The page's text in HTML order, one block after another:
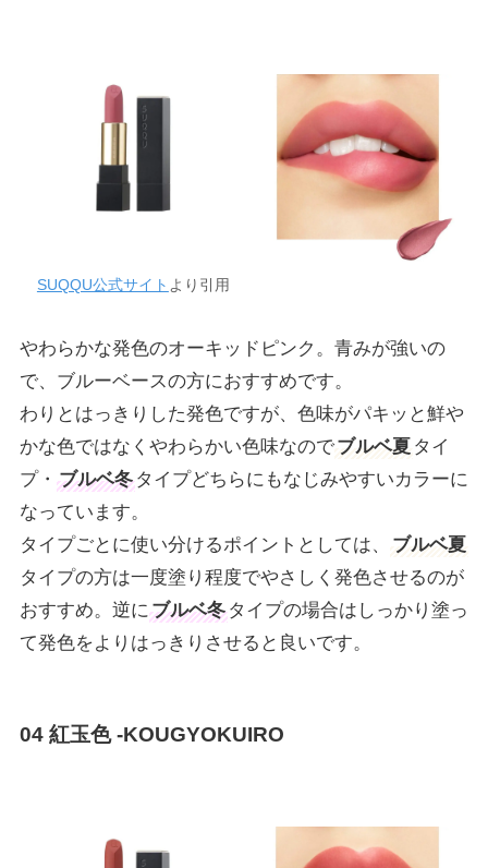
SUQQU公式サイト より引用
やわらかな発色のオーキッドピンク。青みが強いの
で、ブルーベースの方におすすめです。
わりとはっきりした発色ですが、色味がパキッと鮮や
かな色ではなくやわらかい色味なのでブルベ夏 タイ
プ・ ブルベ冬タイプどちらにもなじみやすいカラーに
なっています。
タイプごとに使い分けるポイントとしては、
ブルベ夏
タイプの方は一度塗り程度でやさしく発色させるのが
おすすめ。逆にブルベ冬タイプの場合はしっかり塗っ
て発色をよりはっきりさせると良いです。
04 紅玉色 -KOUGYOKUIRO